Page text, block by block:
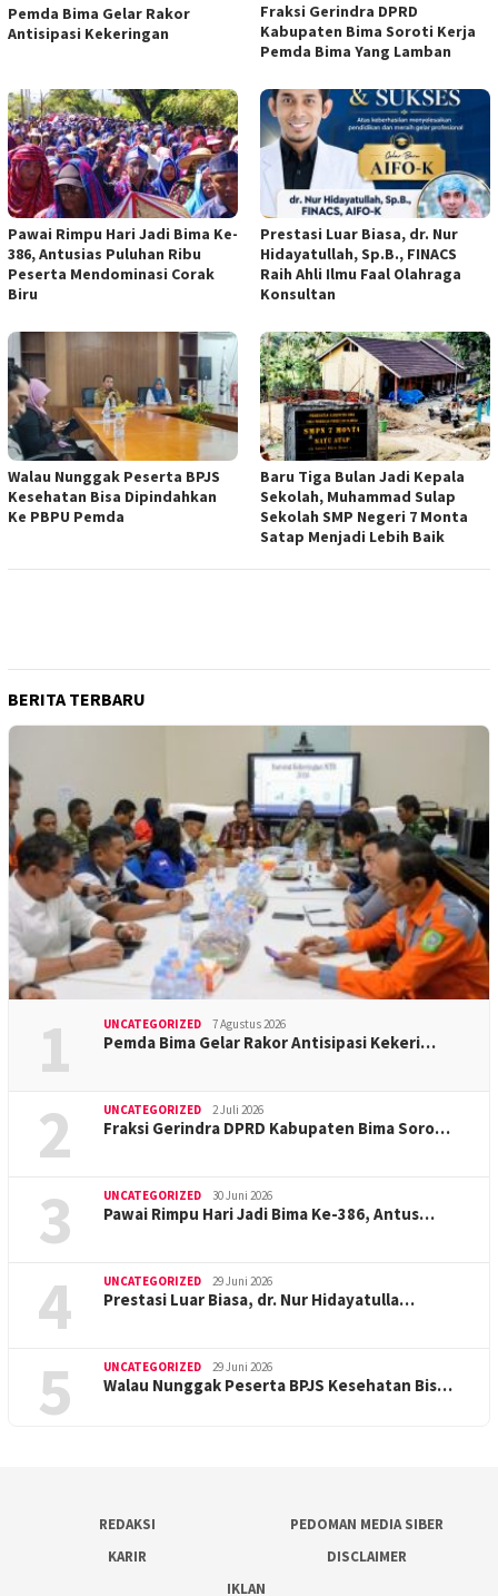
Pemda Bima Gelar Rakor
Antisipasi Kekeringan
Fraksi Gerindra DPRD
Kabupaten Bima Soroti Kerja
Pemda Bima Yang Lamban
Pawai Rimpu Hari Jadi Bima Ke-
386, Antusias Puluhan Ribu
Peserta Mendominasi Corak
Biru
Prestasi Luar Biasa, dr. Nur
Hidayatullah, Sp.B., FINACS
Raih Ahli Ilmu Faal Olahraga
Konsultan
Walau Nunggak Peserta BPJS
Kesehatan Bisa Dipindahkan
Ke PBPU Pemda
Baru Tiga Bulan Jadi Kepala
Sekolah, Muhammad Sulap
Sekolah SMP Negeri 7 Monta
Satap Menjadi Lebih Baik
BERITA TERBARU
1 UNCATEGORIZED 7 Agustus 2026
Pemda Bima Gelar Rakor Antisipasi Kekeri…
2 UNCATEGORIZED 2 Juli 2026
Fraksi Gerindra DPRD Kabupaten Bima Soro…
3 UNCATEGORIZED 30 Juni 2026
Pawai Rimpu Hari Jadi Bima Ke-386, Antus…
4 UNCATEGORIZED 29 Juni 2026
Prestasi Luar Biasa, dr. Nur Hidayatulla…
5 UNCATEGORIZED 29 Juni 2026
Walau Nunggak Peserta BPJS Kesehatan Bis…
REDAKSI
PEDOMAN MEDIA SIBER
KARIR
DISCLAIMER
IKLAN